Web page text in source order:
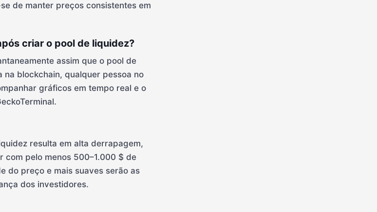
de manter preços consistentes em
criar o pool de liquidez?
assim que o pool de
blockchain, qualquer pessoa no
gráficos em tempo real e o
resulta em alta derrapagem,
com pelo menos 500–1.000 $ de
do preço e mais suaves serão as
dos investidores.